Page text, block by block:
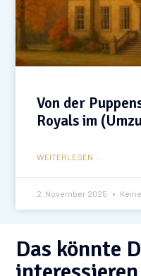
Von der
Royals im
WEITERLESEN...
2. November 2025
Das könnte